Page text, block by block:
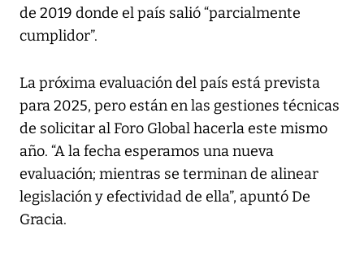
de 2019 donde el país salió “parcialmente
cumplidor”.
La próxima evaluación del país está prevista
para 2025, pero están en las gestiones técnicas
de solicitar al Foro Global hacerla este mismo
año. “A la fecha esperamos una nueva
evaluación; mientras se terminan de alinear
legislación y efectividad de ella”, apuntó De
Gracia.